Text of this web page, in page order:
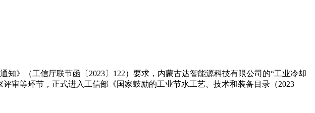
》（工信厅联节函〔2023〕122）要求，内蒙古达智能源科技有限公司的“工业冷却
审等环节，正式进入工信部《国家鼓励的工业节水工艺、技术和装备目录（2023